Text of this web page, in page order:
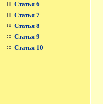
Статья 6
Статья 7
Статья 8
Статья 9
Статья 10